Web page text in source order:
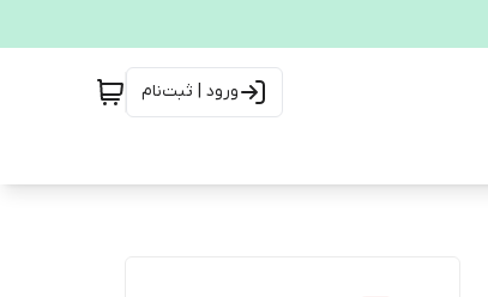
ورود | ثبت‌نام